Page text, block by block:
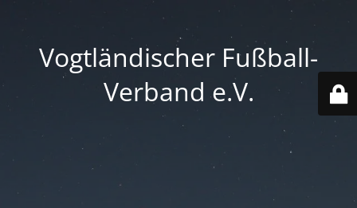
Vogtländischer Fußball-
Verband e.V.